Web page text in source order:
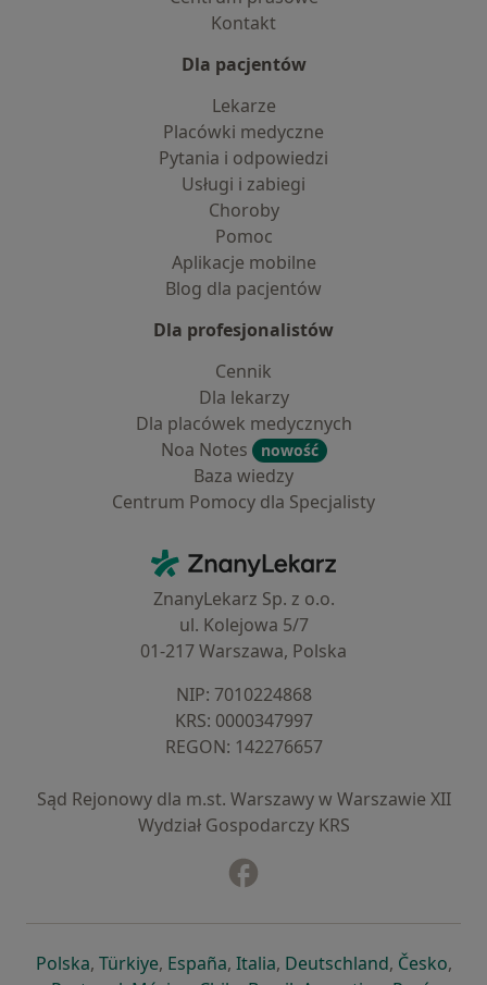
Kontakt
Dla pacjentów
Lekarze
Placówki medyczne
Pytania i odpowiedzi
Usługi i zabiegi
Choroby
Pomoc
Aplikacje mobilne
Blog dla pacjentów
Dla profesjonalistów
Cennik
Dla lekarzy
Dla placówek medycznych
Noa Notes
nowość
Baza wiedzy
Centrum Pomocy dla Specjalisty
ZnanyLekarz - Strona główna
ZnanyLekarz Sp. z o.o.
ul. Kolejowa 5/7
01-217 Warszawa, Polska
NIP: ⁠7010224868
KRS: ⁠0000347997
REGON: ⁠142276657
Sąd Rejonowy dla m.st. Warszawy w Warszawie XII
Wydział Gospodarczy KRS
Polskaotwiera się w nowej karcie
, Türkiyeotwiera się w nowej karcie
, Españaotwiera się w nowej karcie
, Italiaotwiera się w nowej
, Deutschlandotwiera się
, Česko,